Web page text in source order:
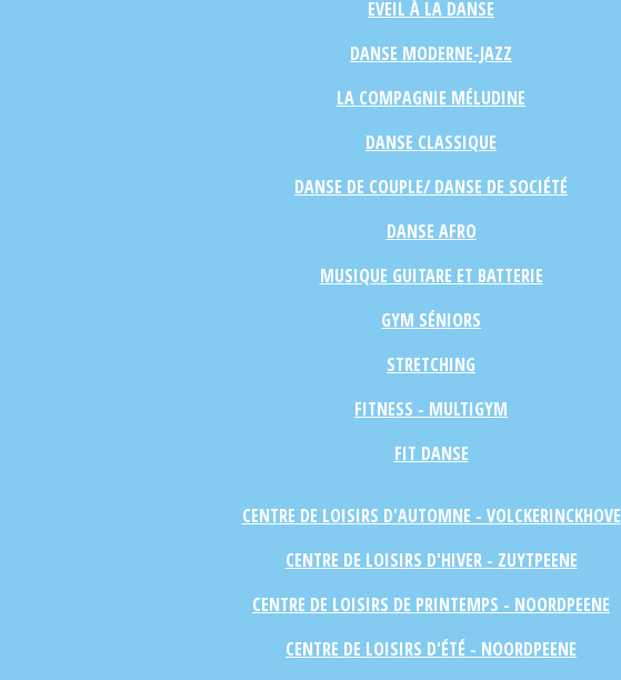
EVEIL À LA DANSE
DANSE MODERNE-JAZZ
LA COMPAGNIE MÉLUDINE
DANSE CLASSIQUE
DANSE DE COUPLE/ DANSE DE SOCIÉTÉ
DANSE AFRO
MUSIQUE GUITARE ET BATTERIE
GYM SÉNIORS
STRETCHING
FITNESS - MULTIGYM
FIT DANSE
CENTRE DE LOISIRS D'AUTOMNE - VOLCKERINCKHOVE
CENTRE DE LOISIRS D'HIVER - ZUYTPEENE
CENTRE DE LOISIRS DE PRINTEMPS - NOORDPEENE
CENTRE DE LOISIRS D'ÉTÉ - NOORDPEENE